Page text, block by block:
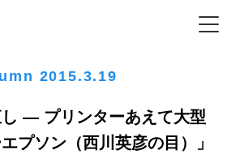
2015.3.19
し ― プリンターあえて大型
プソン（西川英彦の目）」